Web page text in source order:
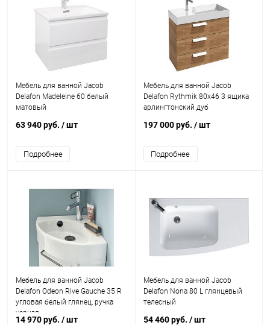
Мебель для ванной Jacob
Delafon Madeleine 60 белый
матовый
63 940 руб. / шт
Подробнее
Мебель для ванной Jacob
Delafon Rythmik 80х46 3 ящика
арлингтонский дуб
197 000 руб. / шт
Подробнее
Мебель для ванной Jacob
Delafon Odeon Rive Gauche 35 R
угловая белый глянец, ручка
черная
14 970 руб. / шт
Мебель для ванной Jacob
Delafon Nona 80 L глянцевый
телесный
54 460 руб. / шт